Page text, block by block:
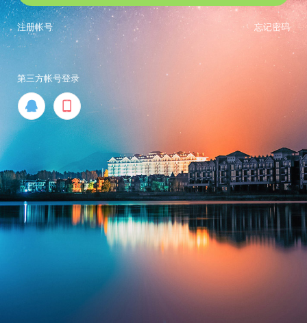
忘记密码
注册帐号
第三方帐号登录
 